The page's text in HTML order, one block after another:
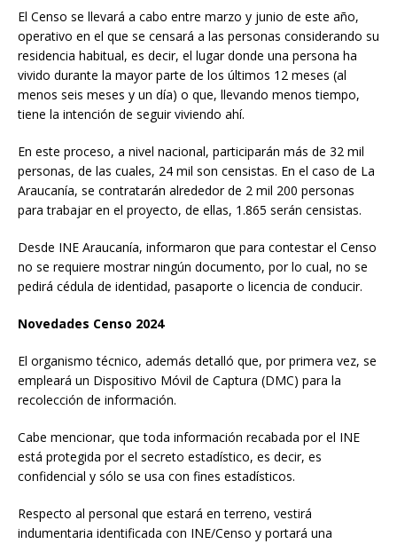
El Censo se llevará a cabo entre marzo y junio de este año,
operativo en el que se censará a las personas considerando su
residencia habitual, es decir, el lugar donde una persona ha
vivido durante la mayor parte de los últimos 12 meses (al
menos seis meses y un día) o que, llevando menos tiempo,
tiene la intención de seguir viviendo ahí.
En este proceso, a nivel nacional, participarán más de 32 mil
personas, de las cuales, 24 mil son censistas. En el caso de La
Araucanía, se contratarán alrededor de 2 mil 200 personas
para trabajar en el proyecto, de ellas, 1.865 serán censistas.
Desde INE Araucanía, informaron que para contestar el Censo
no se requiere mostrar ningún documento, por lo cual, no se
pedirá cédula de identidad, pasaporte o licencia de conducir.
Novedades Censo 2024
El organismo técnico, además detalló que, por primera vez, se
empleará un Dispositivo Móvil de Captura (DMC) para la
recolección de información.
Cabe mencionar, que toda información recabada por el INE
está protegida por el secreto estadístico, es decir, es
confidencial y sólo se usa con fines estadísticos.
Respecto al personal que estará en terreno, vestirá
indumentaria identificada con INE/Censo y portará una